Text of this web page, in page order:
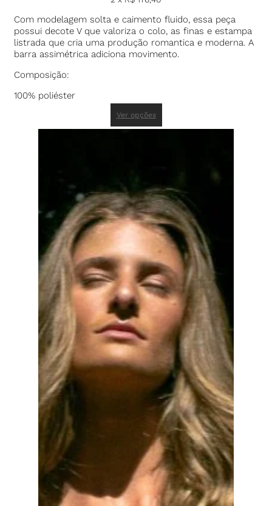
Com modelagem solta e caimento fluido, essa peça
possui decote V que valoriza o colo, as finas e estampa
listrada que cria uma produção romantica e moderna. A
barra assimétrica adiciona movimento.
Composição:
100% poliéster
Ver opções